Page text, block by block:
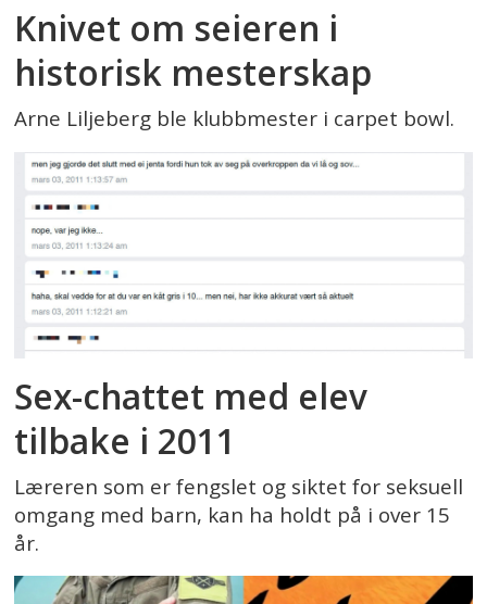
Knivet om seieren i
historisk mesterskap
Arne Liljeberg ble klubbmester i carpet bowl.
Sex-chattet med elev
tilbake i 2011
Læreren som er fengslet og siktet for seksuell
omgang med barn, kan ha holdt på i over 15
år.